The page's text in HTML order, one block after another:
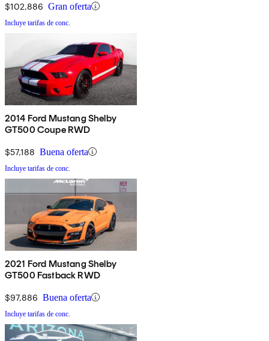
$102,886 Gran oferta
Incluye tarifas de conc.
2014 Ford Mustang Shelby
GT500 Coupe RWD
$57,188 Buena oferta
Incluye tarifas de conc.
2021 Ford Mustang Shelby
GT500 Fastback RWD
$97,886 Buena oferta
Incluye tarifas de conc.